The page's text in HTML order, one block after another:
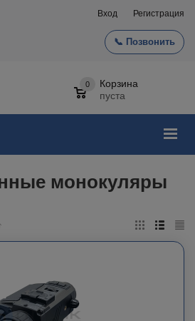
📞 Позвонить
Вход Регистрация
0
Корзина
пуста
монокуляры